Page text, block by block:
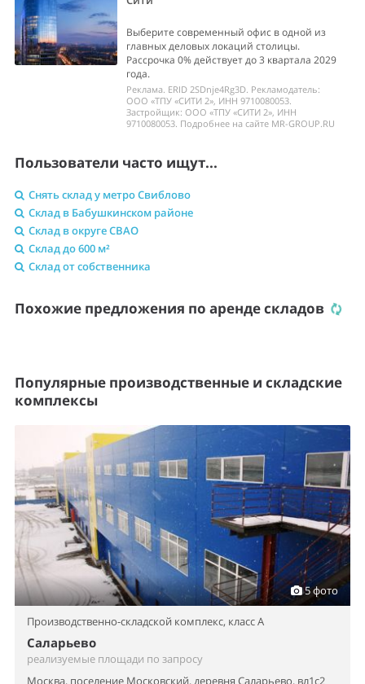
Выберите современный офис в одной из
главных деловых локаций столицы.
Рассрочка 0% действует до 3 квартала 2029
года.
Реклама. ERID 2SDnje4Rg3D. Рекламодатель:
ООО «ТПУ «СИТИ 2», ИНН 9710080053.
Застройщик: ООО «ТПУ «СИТИ 2», ИНН
9710080053. Подробнее на сайте MR-GROUP.RU
Пользователи часто ищут...
Снять склад у метро Свиблово
Склад в Бабушкинском районе
Склад в округе СВАО
Склад до 600 м²
Склад от собственника
Похожие предложения по аренде складов
Популярные производственные и складские
комплексы
5 фото
Производственно-складской комплекс, класс A
Саларьево
реализуемые площади по запросу